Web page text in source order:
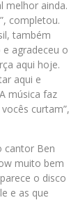
melhor ainda.
completou.
também
agradeceu o
aqui hoje.
aqui e
música faz
curtam”,
cantor Ben
muito bem
o disco
e as que